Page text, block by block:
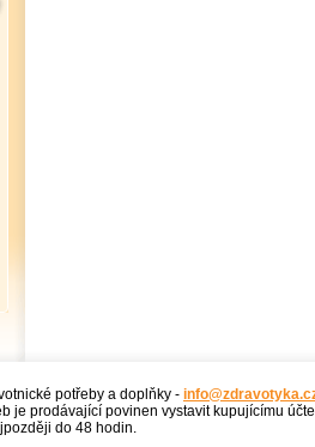
potřeby a doplňky -
je prodávající povinen vystavit kupujícímu
do 48 hodin.